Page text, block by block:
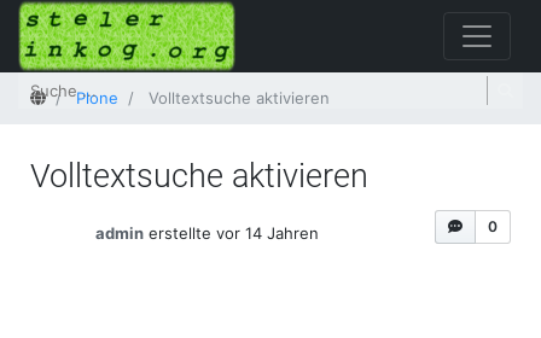
Startseite
Plone Volltextsuche aktivieren
Volltextsuche aktivieren
0
admin erstellte vor 14 Jahren